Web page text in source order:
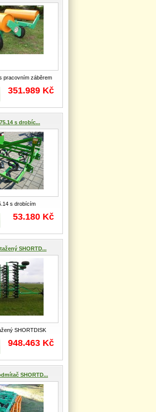
pracovním záběrem
hladké
351.989 Kč
s drobíc...
s drobícím
1,4 m Nes
53.180 Kč
SHORTD...
SHORTDISK
Tažený dis
...
948.463 Kč
SHORTD...